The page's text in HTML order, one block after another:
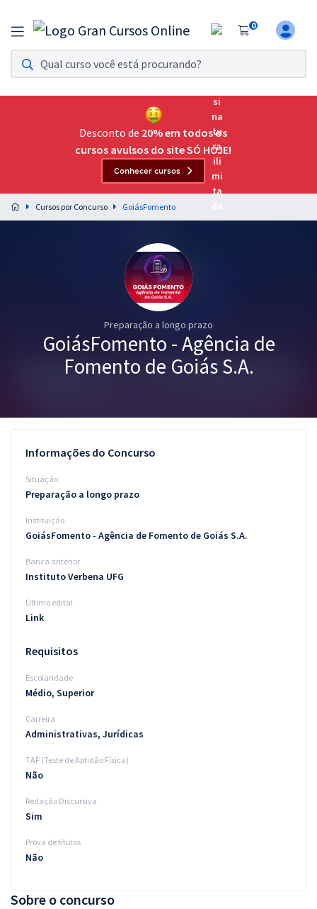
0
Assinatura Ilimitada 11
Acesso a todos os cursos. Teste grátis por 7 dias!
Assinatura OAB Até Passar
Acesso ilimitado a toda preparação para o Exame da
Preparação completa e intensiva para as principais
residências em saúde do Brasil
Graduação
Conteúdo gratuito
Blog
Desconto de 20% em todos os
cursos avulsos do site SÓ HOJE!
Conhecer cursos
Cursos por Concurso GoiásFomento
Preparação a longo prazo
GoiásFomento - Agência de
Fomento de Goiás S.A.
Sobre o concurso
Informações do Concurso
Situação
Preparação a longo prazo
Instituição
GoiásFomento - Agência de Fomento de Goiás S.A.
Banca anterior
Instituto Verbena UFG
Último edital
Link
Requisitos
Escolaridade
Médio, Superior
Carreira
Administrativas, Jurídicas
TAF (Teste de Aptidão Física)
Não
Redação Discursiva
Sim
Prova de títulos
Não